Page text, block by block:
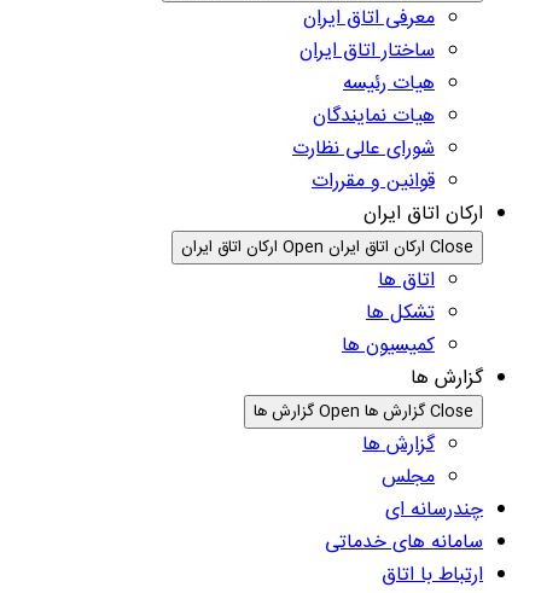
معرفی اتاق ایران
ساختار اتاق ایران
هیات رئیسه
هیات نمایندگان
شورای عالی نظارت
قوانین و مقررات
ارکان اتاق ایران
Close ارکان اتاق ایران Open ارکان اتاق ایران
اتاق ها
تشکل ها
کمیسیون ها
گزارش ها
Close گزارش ها Open گزارش ها
گزارش ها
مجلس
چندرسانه ای
سامانه های خدماتی
ارتباط با اتاق